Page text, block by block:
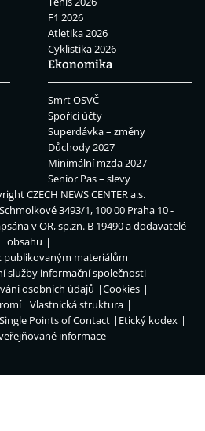
F1 2026
Atletika 2026
Cyklistika 2026
Ekonomika
Smrt OSVČ
Spořicí účty
Superdávka – změny
Důchody 2027
Minimální mzda 2027
Senior Pas – slevy
CZECH NEWS CENTER a.s.
3493/1, 100 00 Praha 10 -
v OR, sp.zn. B 19490 a dodavatelé
obsahu
publikovaným materiálům
služby informační společnosti
osobních údajů
Cookies
Vlastnická struktura
Points of Contact
Etický kodex
informace